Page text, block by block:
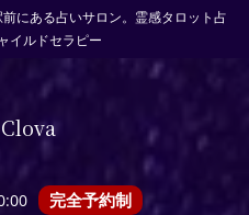
にある占いサロン。霊感タロット占
イルドセラピー
完全予約制